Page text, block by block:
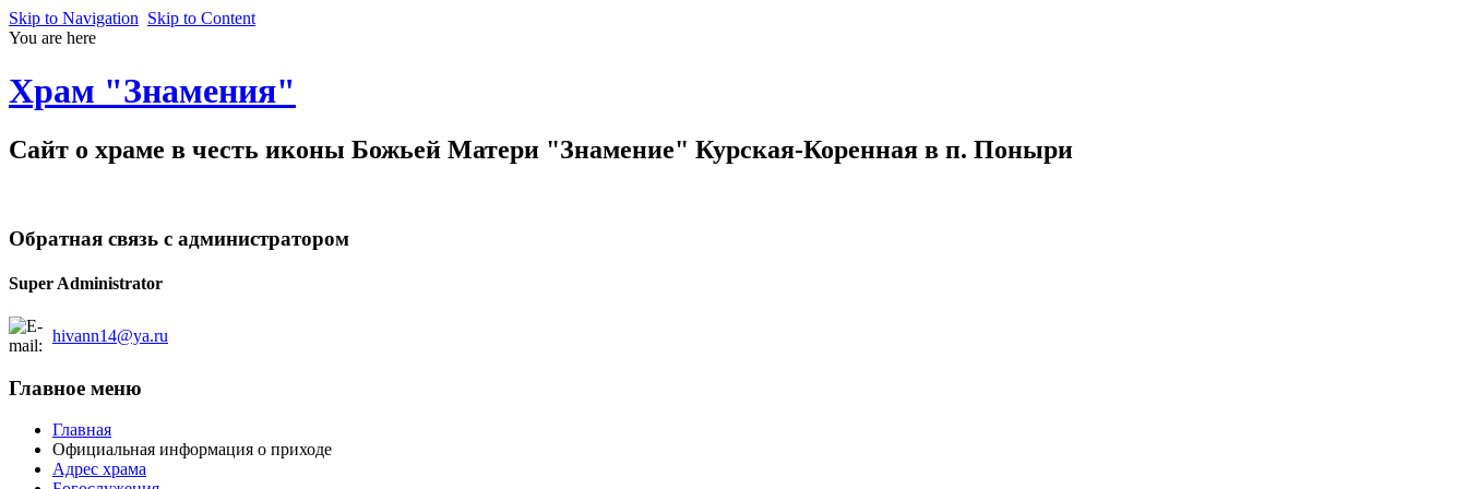
Skip to Navigation Skip to Content
You are here
Храм "Знамения"
Cайт о храме в честь иконы Божьей Матери "Знамение" Курская-Коренная в п. Поныри
Обратная связь с администратором
Super Administrator
hivann14@ya.ru
Главное меню
Главная
Официальная информация о приходе
Адрес храма